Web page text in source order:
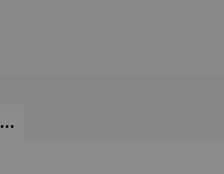
Búsquedas Frecuentes